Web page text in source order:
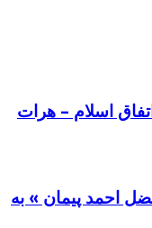
احمد پیمان » به